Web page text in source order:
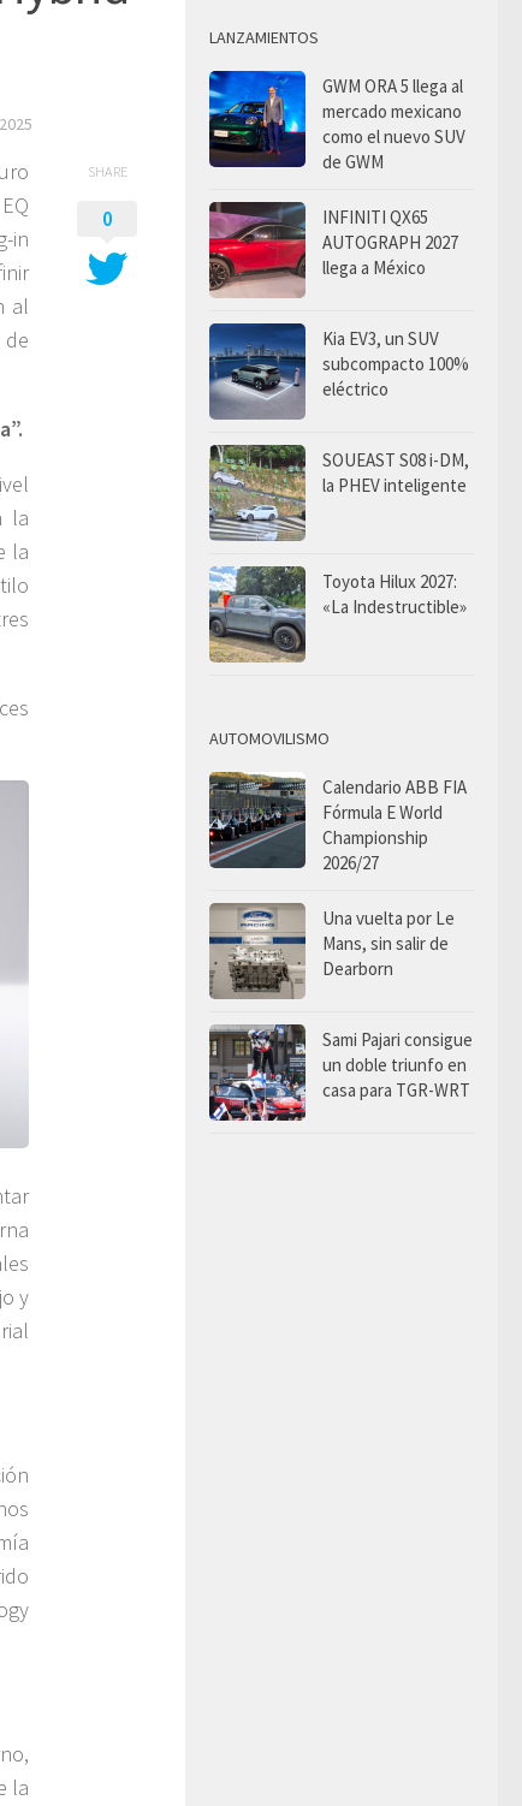
in
al
la
la
y
la
SHARE
0
LANZAMIENTOS
GWM ORA 5 llega al
mercado mexicano
como el nuevo SUV
de GWM
INFINITI QX65
AUTOGRAPH 2027
llega a México
Kia EV3, un SUV
subcompacto 100%
eléctrico
SOUEAST S08 i-DM,
la PHEV inteligente
Toyota Hilux 2027:
«La Indestructible»
AUTOMOVILISMO
Calendario ABB FIA
Fórmula E World
Championship
2026/27
Una vuelta por Le
Mans, sin salir de
Dearborn
Sami Pajari consigue
un doble triunfo en
casa para TGR-WRT